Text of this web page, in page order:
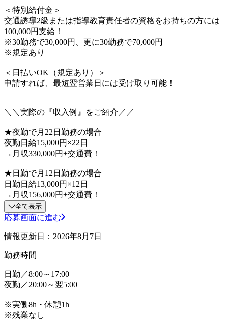
＜特別給付金＞
交通誘導2級または指導教育責任者の資格をお持ちの方には
100,000円支給！
※30勤務で30,000円、更に30勤務で70,000円
※規定あり
＜日払いOK（規定あり）＞
申請すれば、最短翌営業日には受け取り可能！
＼＼実際の『収入例』をご紹介／／
★夜勤で月22日勤務の場合
夜勤日給15,000円×22日
→月収330,000円+交通費！
★日勤で月12日勤務の場合
日勤日給13,000円×12日
→月収156,000円+交通費！
全て表示
応募画面に進む
情報更新日：2026年8月7日
勤務時間
日勤／8:00～17:00
夜勤／20:00～翌5:00
※実働8h・休憩1h
※残業なし